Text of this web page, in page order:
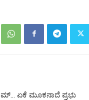
ಏಕೆ ಮೂಕನಾದೆ ಪ್ರಭು